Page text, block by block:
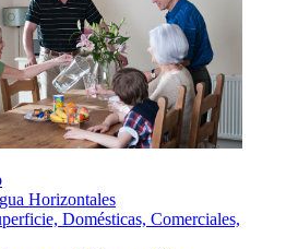
Horizontales
Domésticas, Comerciales,